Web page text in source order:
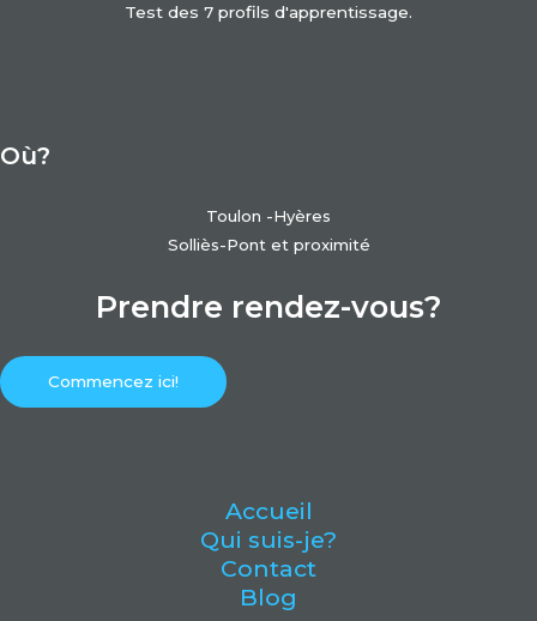
Test des 7 profils d'apprentissage.
Où?
Toulon -Hyères
Solliès-Pont et proximité
Prendre rendez-vous?
Commencez ici!
Accueil
Qui suis-je?
Contact
Blog